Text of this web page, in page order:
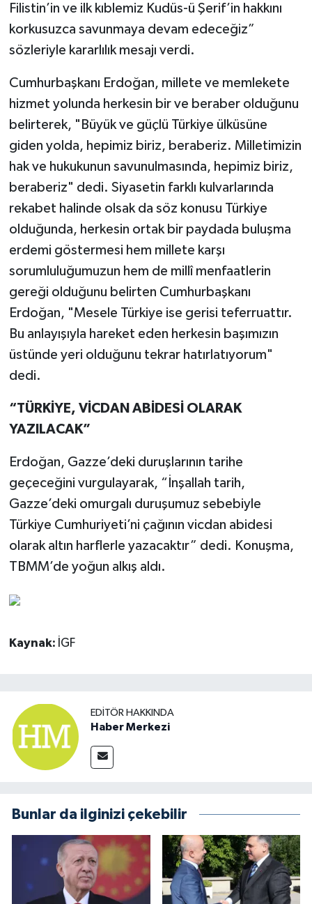
Filistin’in ve ilk kıblemiz Kudüs-ü Şerif’in hakkını
korkusuzca savunmaya devam edeceğiz”
sözleriyle kararlılık mesajı verdi.
Cumhurbaşkanı Erdoğan, millete ve memlekete
hizmet yolunda herkesin bir ve beraber olduğunu
belirterek, "Büyük ve güçlü Türkiye ülküsüne
giden yolda, hepimiz biriz, beraberiz. Milletimizin
hak ve hukukunun savunulmasında, hepimiz biriz,
beraberiz" dedi. Siyasetin farklı kulvarlarında
rekabet halinde olsak da söz konusu Türkiye
olduğunda, herkesin ortak bir paydada buluşma
erdemi göstermesi hem millete karşı
sorumluluğumuzun hem de millî menfaatlerin
gereği olduğunu belirten Cumhurbaşkanı
Erdoğan, "Mesele Türkiye ise gerisi teferruattır.
Bu anlayışıyla hareket eden herkesin başımızın
üstünde yeri olduğunu tekrar hatırlatıyorum"
dedi.
“TÜRKİYE, VİCDAN ABİDESİ OLARAK
YAZILACAK”
Erdoğan, Gazze’deki duruşlarının tarihe
geçeceğini vurgulayarak, “İnşallah tarih,
Gazze’deki omurgalı duruşumuz sebebiyle
Türkiye Cumhuriyeti’ni çağının vicdan abidesi
olarak altın harflerle yazacaktır” dedi. Konuşma,
TBMM’de yoğun alkış aldı.
Kaynak: İGF
EDITÖR HAKKINDA
Haber Merkezi
Bunlar da ilginizi çekebilir